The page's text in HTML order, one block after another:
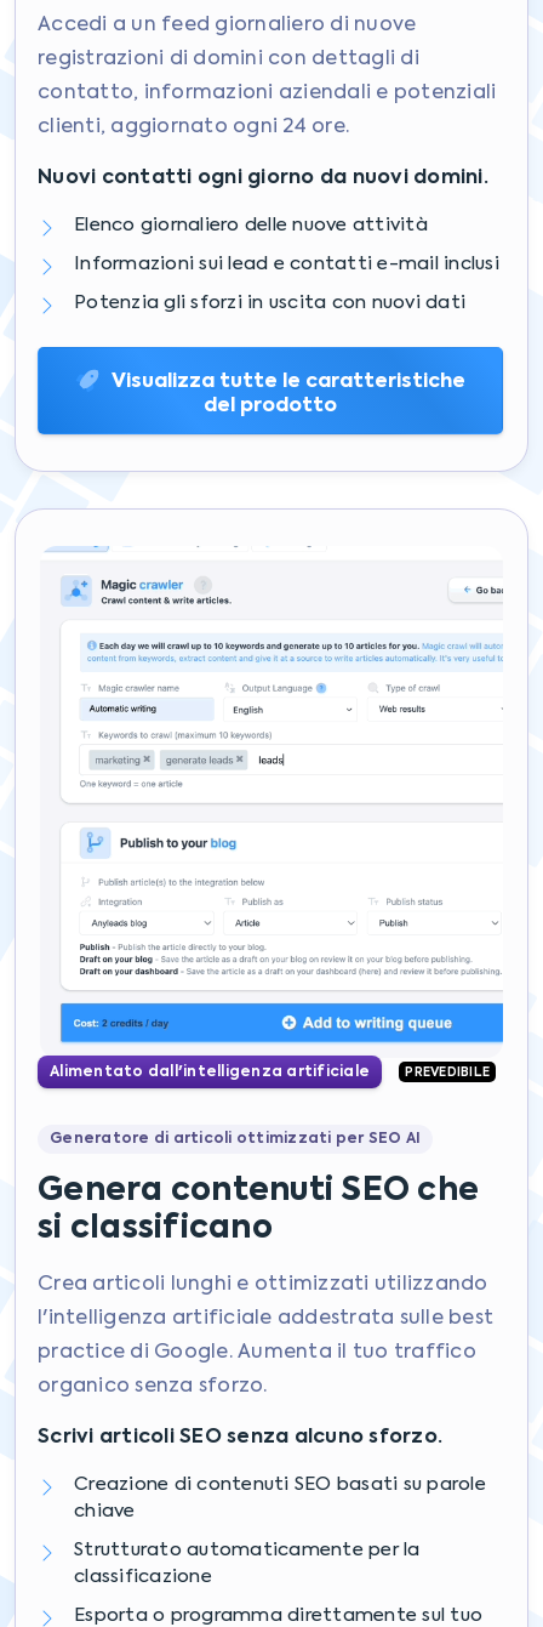
Accedi a un feed giornaliero di nuove
registrazioni di domini con dettagli di
contatto, informazioni aziendali e potenziali
clienti, aggiornato ogni 24 ore.
Nuovi contatti ogni giorno da nuovi domini.
Elenco giornaliero delle nuove attività
Informazioni sui lead e contatti e-mail inclusi
Potenzia gli sforzi in uscita con nuovi dati
Visualizza tutte le caratteristiche
del prodotto
Alimentato dall'intelligenza artificiale PREVEDIBILE
Generatore di articoli ottimizzati per SEO AI
Genera contenuti SEO che
si classificano
Crea articoli lunghi e ottimizzati utilizzando
l'intelligenza artificiale addestrata sulle best
practice di Google. Aumenta il tuo traffico
organico senza sforzo.
Scrivi articoli SEO senza alcuno sforzo.
Creazione di contenuti SEO basati su parole
chiave
Strutturato automaticamente per la
classificazione
Esporta o programma direttamente sul tuo